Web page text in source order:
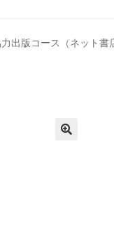
支払い プライバシ
出版コース（ネット